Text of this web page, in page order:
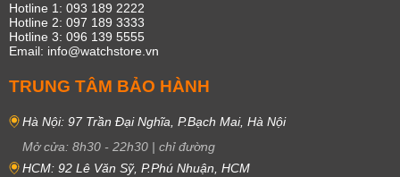
Hotline 1: 093 189 2222
Hotline 2: 097 189 3333
Hotline 3: 096 139 5555
Email: info@watchstore.vn
TRUNG TÂM BẢO HÀNH
Hà Nội: 97 Trần Đại Nghĩa, P.Bạch Mai, Hà Nội
Mở cửa: 8h30 - 22h30 | chỉ đường
HCM: 92 Lê Văn Sỹ, P.Phú Nhuận, HCM